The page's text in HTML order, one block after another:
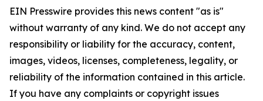
EIN Presswire provides this news content "as is"
without warranty of any kind. We do not accept any
responsibility or liability for the accuracy, content,
images, videos, licenses, completeness, legality, or
reliability of the information contained in this article.
If you have any complaints or copyright issues